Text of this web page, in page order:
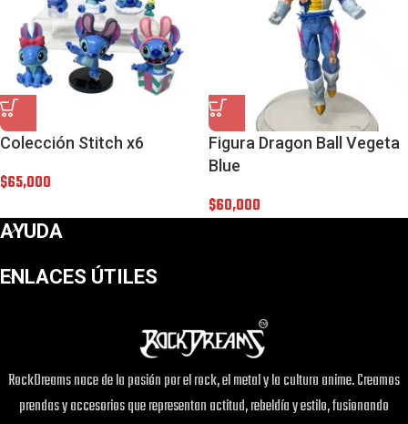
Colección Stitch x6
$65,000
Figura Dragon Ball Vegeta
Blue
$60,000
AYUDA
ENLACES ÚTILES
RockDreams nace de la pasión por el rock, el metal y la cultura anime. Creamos
prendas y accesorios que representan actitud, rebeldía y estilo, fusionando